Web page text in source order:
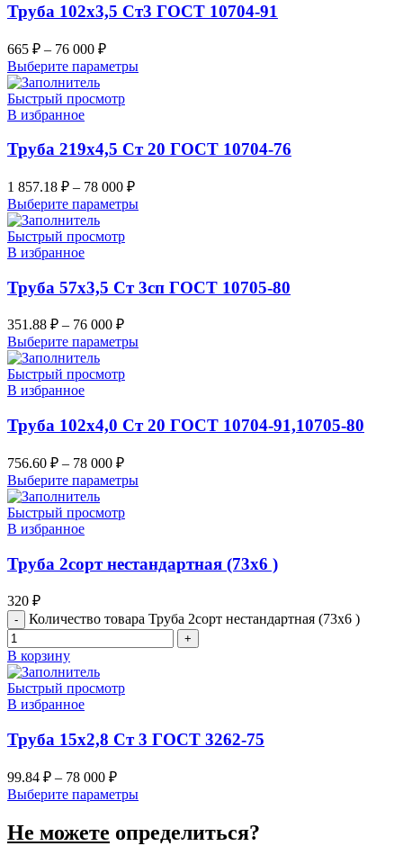
Труба 102х3,5 Ст3 ГОСТ 10704-91
665 ₽ – 76 000 ₽
Выберите параметры
Быстрый просмотр
В избранное
Труба 219х4,5 Ст 20 ГОСТ 10704-76
1 857.18 ₽ – 78 000 ₽
Выберите параметры
Быстрый просмотр
В избранное
Труба 57х3,5 Ст 3сп ГОСТ 10705-80
351.88 ₽ – 76 000 ₽
Выберите параметры
Быстрый просмотр
В избранное
Труба 102х4,0 Ст 20 ГОСТ 10704-91,10705-80
756.60 ₽ – 78 000 ₽
Выберите параметры
Быстрый просмотр
В избранное
Труба 2сорт нестандартная (73х6 )
320 ₽
Количество товара Труба 2сорт нестандартная (73х6 )
В корзину
Быстрый просмотр
В избранное
Труба 15х2,8 Ст 3 ГОСТ 3262-75
99.84 ₽ – 78 000 ₽
Выберите параметры
Не можете определиться?